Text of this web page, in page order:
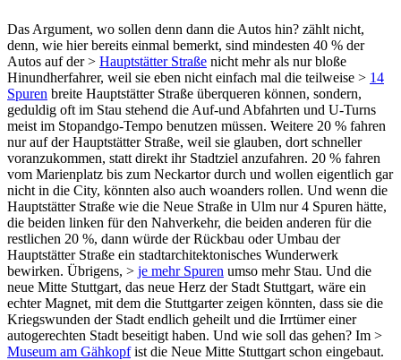
Das Argument, wo sollen denn dann die Autos hin? zählt nicht,
denn, wie hier bereits einmal bemerkt, sind mindesten 40 % der
Autos auf der > Hauptstätter Straße nicht mehr als nur bloße
Hinundherfahrer, weil sie eben nicht einfach mal die teilweise > 14
Spuren breite Hauptstätter Straße überqueren können, sondern,
geduldig oft im Stau stehend die Auf-und Abfahrten und U-Turns
meist im Stopandgo-Tempo benutzen müssen. Weitere 20 % fahren
nur auf der Hauptstätter Straße, weil sie glauben, dort schneller
voranzukommen, statt direkt ihr Stadtziel anzufahren. 20 % fahren
vom Marienplatz bis zum Neckartor durch und wollen eigentlich gar
nicht in die City, könnten also auch woanders rollen. Und wenn die
Hauptstätter Straße wie die Neue Straße in Ulm nur 4 Spuren hätte,
die beiden linken für den Nahverkehr, die beiden anderen für die
restlichen 20 %, dann würde der Rückbau oder Umbau der
Hauptstätter Straße ein stadtarchitektonisches Wunderwerk
bewirken. Übrigens, > je mehr Spuren umso mehr Stau. Und die
neue Mitte Stuttgart, das neue Herz der Stadt Stuttgart, wäre ein
echter Magnet, mit dem die Stuttgarter zeigen könnten, dass sie die
Kriegswunden der Stadt endlich geheilt und die Irrtümer einer
autogerechten Stadt beseitigt haben. Und wie soll das gehen? Im >
Museum am Gähkopfist die Neue Mitte Stuttgart schon eingebaut.